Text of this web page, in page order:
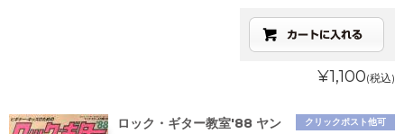
¥1,100(税込)
クリックポスト他可
ロック・ギター教室'88 ヤン